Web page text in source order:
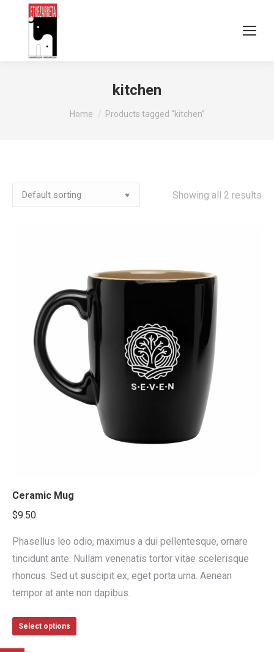
kitchen
You are here:
Home Products tagged “kitchen”
Showing all 2 results
Ceramic Mug
$9.50
Phasellus leo odio, maximus a dui pellentesque, ornare
tincidunt ante. Nullam venenatis tortor vitae scelerisque
rhoncus. Sed ut suscipit ex, eget porta urna. Aenean
tempor at ante non dapibus.
Select options